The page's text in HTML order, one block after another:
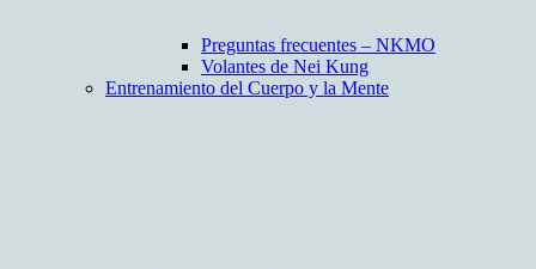
Preguntas frecuentes – NKMO
Volantes de Nei Kung
Entrenamiento del Cuerpo y la Mente